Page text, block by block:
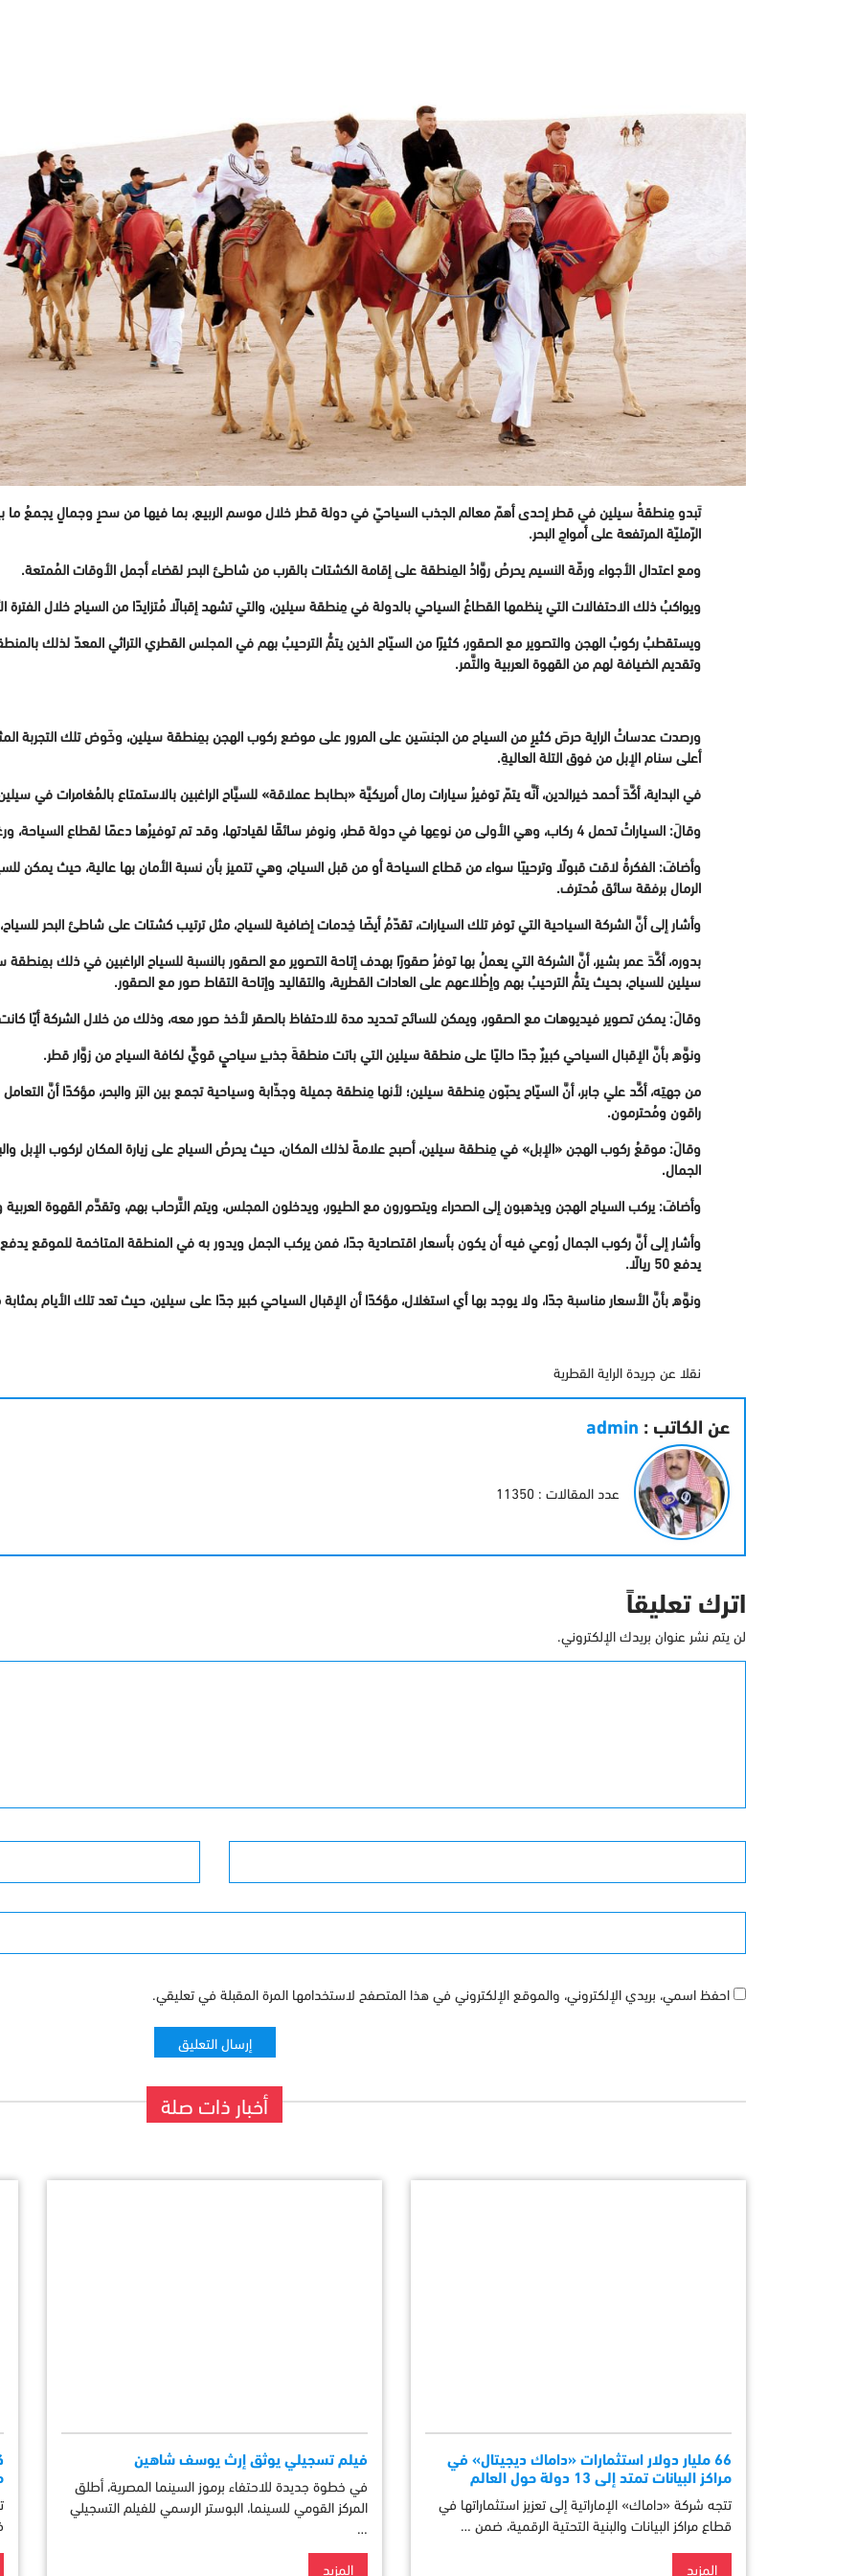
تَبدو مِنطقةُ سيلين في قطر إحدى أهمّ معالم الجذب السياحيّ في دولة قطر خلال موسم الربيع، بما فيها من سحرٍ وجمالٍ يجمعُ ما بين
الرّمليّة المرتفعة على أمواجِ البحر.
ومع اعتدال الأجواء ورقّة النسيم يحرصُ روَّادُ المِنطقة على إقامة الكشتات بالقرب من شاطئ البحر لقضاء أجمل الأوقات المُمتعة.
ويواكبُ ذلك الاحتفالات التي ينظمها القطاعُ السياحي بالدولة في مِنطقة سيلين، والتي تشهد إقبالًا مُتزايدًا من السياح خلال الفترة
ويستقطبُ ركوبُ الهجن والتصوير مع الصقور، كثيرًا من السيّاح الذين يتمُّ الترحيبُ بهم في المجلس القطري التراثي المعدّ لذلك
وتقديم الضيافة لهم من القهوة العربية والتَّمر.
ورصدت عدساتُ الراية حرصَ كثيرٍ من السياح من الجنسَين على المرور على موضع ركوب الهجن بمِنطقة سيلين، وخَوض تلك التجربة
أعلى سنام الإبل من فوق التلة العاليةِ.
في البداية، أكَّدَ أحمد خيرالدين، أنَّه يتمّ توفيرُ سيارات رمال أمريكيَّة «بطابط عملاقة» للسيَّاح الراغبين بالاستمتاع بالمُغامرات في
وقالَ: السياراتُ تحمل 4 ركاب، وهي الأولى من نوعِها في دولة قطر، ونوفر سائقًا لقيادتها، وقد تم توفيرُها دعمًا لقطاع السياحة، ورغبات السياح من روَّاد مِنطقة سيلين.
وأضافَ: الفكرةُ لاقت قبولًا وترحيبًا سواء من قطاع السياحة أو من قبل السياح، وهي تتميز بأن نسبة الأمان بها عالية، حيث يمكن
الرمال برفقة سائق مُحترف.
وأشار إلى أنَّ الشركة السياحية التي توفر تلك السيارات، تقدّمُ أيضًا خِدمات إضافية للسياح، مثل ترتيب كشتات على شاطئ البحر
بدوره، أكَّدَ عمر بشير، أنَّ الشركة التي يعملُ بها توفرُ صقورًا بهدف إتاحة التصوير مع الصقور بالنسبة للسياح الراغبين في ذلك
سيلين للسياح، بحيث يتمُّ الترحيبُ بهم وإطْلاعهم على العادات القطرية، والتقاليد وإتاحة التقاط صور مع الصقور.
وقالَ: يمكن تصوير فيديوهات مع الصقور، ويمكن للسائح تحديد مدة للاحتفاظ بالصقر لأخذ صور معه، وذلك من خلال الشركة أيًا
ونوَّه بأنَّ الإقبال السياحي كبيرٌ جدًا حاليًا على منطقة سيلين التي باتت منطقةَ جذبٍ سياحيٍ قويٍّ لكافة السياح من زوَّار قطر.
من جهتِه، أكَّد علي جابر، أنَّ السيّاح يحبّون مِنطقة سيلين؛ لأنها مِنطقة جميلة وجذّابة وسياحية تجمع بين البَر والبحر، مؤكدًا أنَّ
راقون ومُحترمون.
وقالَ: موقعُ ركوب الهجن «الإبل» في مِنطقة سيلين، أصبح علامةً لذلك المكان، حيث يحرصُ السياح على زيارة المكان لركوب الإبل
الجمال.
وأضافَ: يركب السياح الهجن ويذهبون إلى الصحراء ويتصورون مع الطيور، ويدخلون المجلس، ويتم التَّرحاب بهم، وتقدَّم القهوة العربية
يدفع 50 ريالًا.
ونوَّه بأنَّ الأسعار مناسبة جدًا، ولا يوجد بها أي استغلال، مؤكدًا أن الإقبال السياحي كبير جدًا على سيلين، حيث تعد تلك الأيام
نقلا عن جريدة الراية القطرية
عن الكاتب : admin
عدد المقالات : 11350
اترك تعليقاً
لن يتم نشر عنوان بريدك الإلكتروني.
احفظ اسمي، بريدي الإلكتروني، والموقع الإلكتروني في هذا المتصفح لاستخدامها المرة المقبلة في تعليقي.
أخبار ذات صلة
66 مليار دولار استثمارات «داماك ديجيتال» في
مراكز البيانات تمتد إلى 13 دولة حول العالم
تتجه شركة «داماك» الإماراتية إلى تعزيز استثماراتها في
قطاع مراكز البيانات والبنية التحتية الرقمية، ضمن …
المزيد
فيلم تسجيلي يوثق إرث يوسف شاهين
في خطوة جديدة للاحتفاء برموز السينما المصرية، أطلق
المركز القومي للسينما، البوستر الرسمي للفيلم التسجيلي
…
المزيد